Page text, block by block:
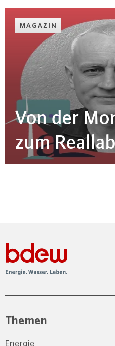
MAGAZIN
Von der
zum
Themen
Energie